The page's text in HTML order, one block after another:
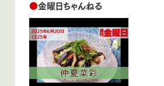
●金曜日ちゃんねる